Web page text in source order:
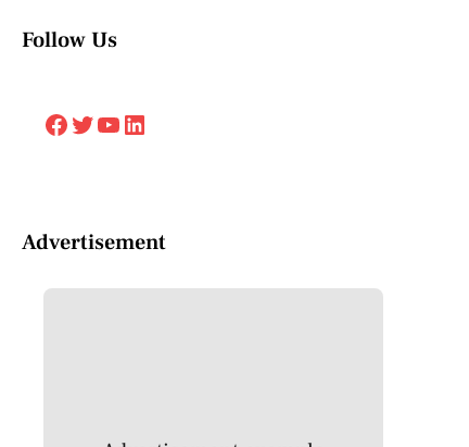
Follow Us
Facebook Twitter YouTube LinkedIn
Advertisement